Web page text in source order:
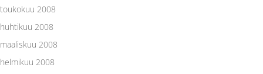
toukokuu 2008
huhtikuu 2008
maaliskuu 2008
helmikuu 2008